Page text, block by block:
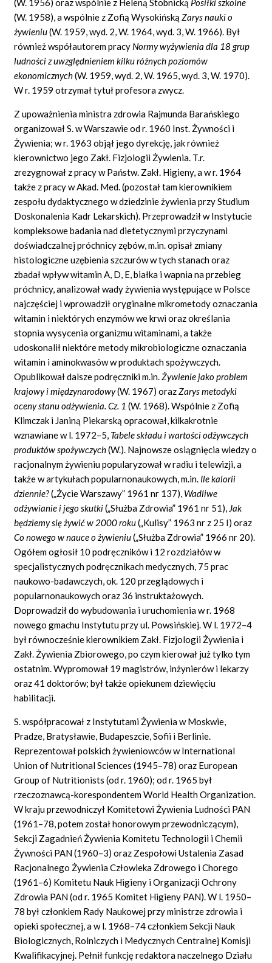
(W. 1956) oraz wspólnie z Heleną Stobnicką Posiłki szkolne
(W. 1958), a wspólnie z Zofią WysokińskąZarys nauki o
żywieniu(W. 1959, wyd. 2, W. 1964, wyd. 3, W. 1966). Był
również współautorem pracy Normy wyżywienia dla 18 grup
ludności z uwzględnieniem kilku różnych poziomów
ekonomicznych(W. 1959, wyd. 2, W. 1965, wyd. 3, W. 1970).
W r. 1959 otrzymał tytuł profesora zwycz.
Z upoważnienia ministra zdrowia Rajmunda Barańskiego
organizował S. w Warszawie od r. 1960 Inst. Żywności i
Żywienia; w r. 1963 objął jego dyrekcję, jak również
kierownictwo jego Zakł. Fizjologii Żywienia. T.r.
zrezygnował z pracy w Państw. Zakł. Higieny, a w r. 1964
także z pracy w Akad. Med. (pozostał tam kierownikiem
zespołu dydaktycznego w dziedzinie żywienia przy Studium
Doskonalenia Kadr Lekarskich). Przeprowadził w Instytucie
kompleksowe badania nad dietetycznymi przyczynami
doświadczalnej próchnicy zębów, m.in. opisał zmiany
histologiczne uzębienia szczurów w tych stanach oraz
zbadał wpływ witamin A, D, E, białka i wapnia na przebieg
próchnicy, analizował wady żywienia występujące w Polsce
najczęściej i wprowadził oryginalne mikrometody oznaczania
witamin i niektórych enzymów we krwi oraz określania
stopnia wysycenia organizmu witaminami, a także
udoskonalił niektóre metody mikrobiologiczne oznaczania
witamin i aminokwasów w produktach spożywczych.
Opublikował dalsze podręczniki m.in.Żywienie jako problem
krajowy i międzynarodowy(W. 1967) orazZarys metodyki
oceny stanu odżywienia. Cz. 1(W. 1968). Wspólnie z Zofią
Klimczak i Janiną Piekarską opracował, kilkakrotnie
wznawiane w l. 1972–5, Tabele składu i wartości odżywczych
produktów spożywczych(W.). Najnowsze osiągnięcia wiedzy o
racjonalnym żywieniu popularyzował w radiu i telewizji, a
także w artykułach popularnonaukowych, m.in. Ile kalorii
dziennie?(„Życie Warszawy” 1961 nr 137), Wadliwe
odżywianie i jego skutki(„Służba Zdrowia” 1961 nr 51), Jak
będziemy się żywić w 2000 roku(„Kulisy” 1963 nr z 25 I) oraz
Co nowego w nauce o żywieniu(„Służba Zdrowia” 1966 nr 20).
Ogółem ogłosił 10 podręczników i 12 rozdziałów w
specjalistycznych podręcznikach medycznych, 75 prac
naukowo-badawczych, ok. 120 przeglądowych i
popularnonaukowych oraz 36 instruktażowych.
Doprowadził do wybudowania i uruchomienia w r. 1968
nowego gmachu Instytutu przy ul. Powsińskiej. W l. 1972–4
był równocześnie kierownikiem Zakł. Fizjologii Żywienia i
Zakł. Żywienia Zbiorowego, po czym kierował już tylko tym
ostatnim. Wypromował 19 magistrów, inżynierów i lekarzy
oraz 41 doktorów; był także opiekunem dziewięciu
habilitacji.
S. współpracował z Instytutami Żywienia w Moskwie,
Pradze, Bratysławie, Budapeszcie, Sofii i Berlinie.
Reprezentował polskich żywieniowców w International
Union of Nutritional Sciences (1945–78) oraz European
Group of Nutritionists (od r. 1960); od r. 1965 był
rzeczoznawcą-korespondentem World Health Organization.
W kraju przewodniczył Komitetowi Żywienia Ludności PAN
(1961–78, potem został honorowym przewodniczącym),
Sekcji Zagadnień Żywienia Komitetu Technologii i Chemii
Żywności PAN (1960–3) oraz Zespołowi Ustalenia Zasad
Racjonalnego Żywienia Człowieka Zdrowego i Chorego
(1961–6) Komitetu Nauk Higieny i Organizacji Ochrony
Zdrowia PAN (od r. 1965 Komitet Higieny PAN). W l. 1950–
78 był członkiem Rady Naukowej przy ministrze zdrowia i
opieki społecznej, a w l. 1968–74 członkiem Sekcji Nauk
Biologicznych, Rolniczych i Medycznych Centralnej Komisji
Kwalifikacyjnej. Pełnił funkcję redaktora naczelnego Działu